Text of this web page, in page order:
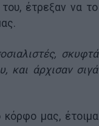
έτρεξαν να το
σκυφτά
και άρχισαν σιγά
μας, έτοιμα